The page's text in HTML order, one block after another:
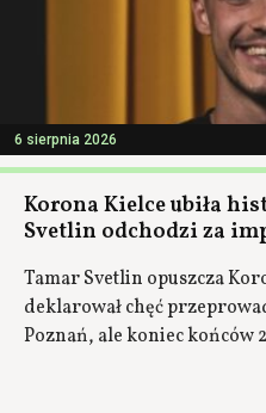
6 sierpnia 2026
Korona Kielce ubiła
Svetlin odchodzi za
Tamar Svetlin opuszcza
deklarował chęć
Poznań, ale koniec końców